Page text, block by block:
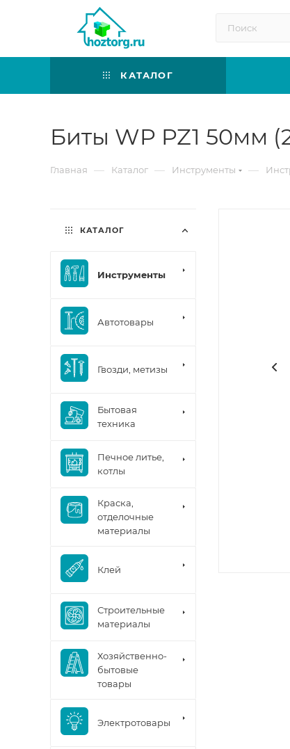
КАТАЛОГ
Биты WP PZ1 50мм
Главная — Каталог — Инструменты —
КАТАЛОГ
Инструменты
Автотовары
Гвозди, метизы
Бытовая
техника
Печное литье,
котлы
Краска,
отделочные
материалы
Клей
Строительные
материалы
Хозяйственно-
бытовые
товары
Электротовары